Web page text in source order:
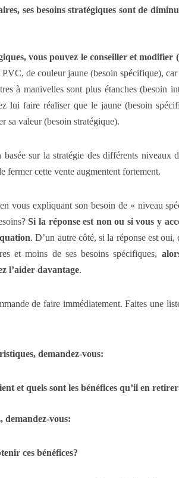
ses besoins stratégiques sont de
vous pouvez le conseiller et modifier
de couleur jaune (besoin spécifique),
à manivelles sont plus étanches (besoin
lui faire réaliser que le jaune (besoin
sa valeur (besoin stratégique).
sur la stratégie des différents niveaux
fermer cette vente augmentent fortement.
vous expliquant son besoin de « niveau
Si la réponse est non ou si vous y
. D’un autre côté, si la réponse est
et moins de ses besoins spécifiques,
l’aider davantage.
de faire immédiatement. Faites une
demandez-vous:
et quels sont les bénéfices qu’il en
demandez-vous:
ces bénéfices?